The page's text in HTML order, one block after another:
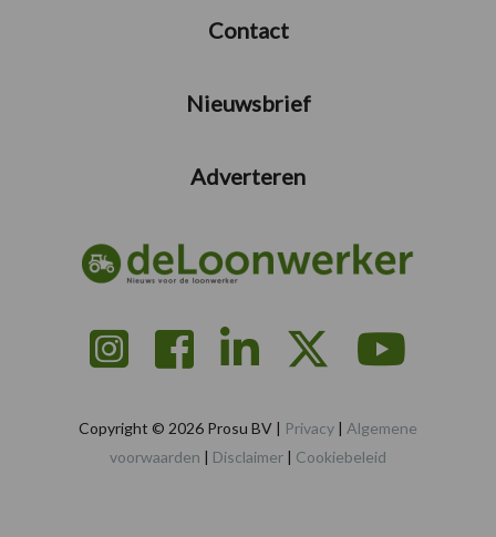
Contact
Nieuwsbrief
Adverteren
Copyright © 2026 Prosu BV | Privacy | Algemene
voorwaarden | Disclaimer | Cookiebeleid